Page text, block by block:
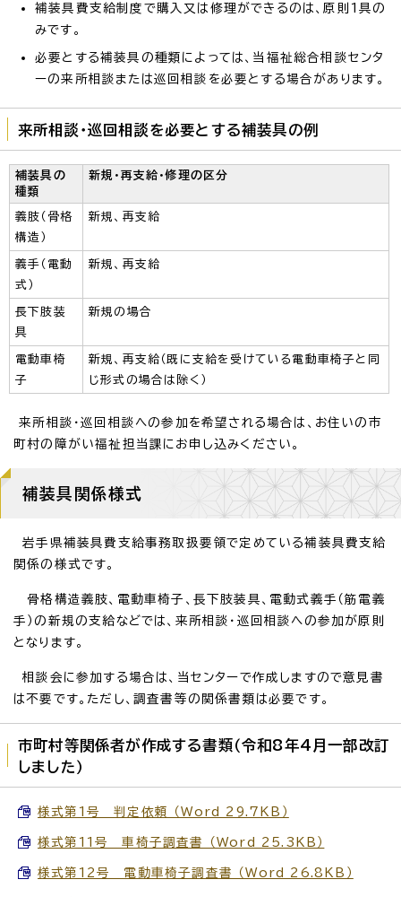
補装具費支給制度で購入又は修理ができるのは、原則1具の
みです。
必要とする補装具の種類によっては、当福祉総合相談センタ
ーの来所相談または巡回相談を必要とする場合があります。
来所相談・巡回相談を必要とする補装具の例
補装具の
種類
新規・再支給・修理の区分
義肢（骨格
構造）
新規、再支給
義手（電動
式）
新規、再支給
長下肢装
具
新規の場合
電動車椅
子
新規、再支給（既に支給を受けている電動車椅子と同
じ形式の場合は除く）
来所相談・巡回相談への参加を希望される場合は、お住いの市
町村の障がい福祉担当課にお申し込みください。
補装具関係様式
岩手県補装具費支給事務取扱要領で定めている補装具費支給
関係の様式です。
骨格構造義肢、電動車椅子、長下肢装具、電動式義手（筋電義
手）の新規の支給などでは、来所相談・巡回相談への参加が原則
となります。
相談会に参加する場合は、当センターで作成しますので意見書
は不要です。ただし、調査書等の関係書類は必要です。
市町村等関係者が作成する書類（令和8年4月一部改訂
しました）
様式第1号 判定依頼 （Word 29.7KB）
様式第11号 車椅子調査書 （Word 25.3KB）
様式第12号 電動車椅子調査書 （Word 26.8KB）